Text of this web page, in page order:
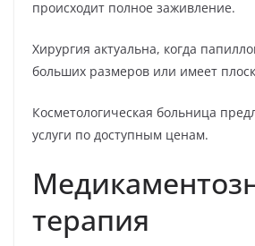
происходит полное заживление.
Хирургия актуальна, когда
больших размеров или имеет
Косметологическая больница
услуги по доступным ценам.
терапия